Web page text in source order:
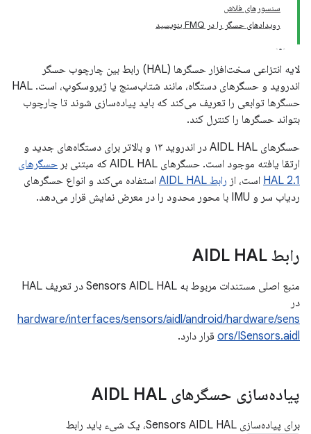
سنسورهای فلاش
رویدادهای حسگر را در FMQ بنویسید
لایه انتزاعی سخت‌افزار حسگرها (HAL) رابط بین چارچوب حسگر
اندروید و حسگرهای دستگاه، مانند شتاب‌سنج یا ژیروسکوپ، است. HAL
حسگرها توابعی را تعریف می‌کند که باید پیاده‌سازی شوند تا چارچوب
بتواند حسگرها را کنترل کند.
حسگرهای AIDL HAL در اندروید ۱۳ و بالاتر برای دستگاه‌های جدید و
ارتقا یافته موجود است. حسگرهای AIDL HAL که مبتنی بر
حسگرهای
HAL 2.1 است، از رابط AIDL HAL
استفاده می‌کند و انواع حسگرهای
ردیاب سر و IMU با محور محدود را در معرض نمایش قرار می‌دهد.
رابط AIDL HAL
در
hardware/interfaces/sensors/aidl/android/hardware/sens
ors/ISensors.aidl قرار دارد.
پیاده‌سازی حسگرهای AIDL HAL
برای پیاده‌سازی Sensors AIDL HAL، یک شیء باید رابط